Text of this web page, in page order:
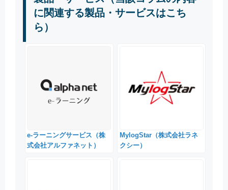
に関連する製品・サービスはこち
ら）
e-ラーニングサービス（株
式会社アルファネット）
MylogStar（株式会社ラネ
クシー）